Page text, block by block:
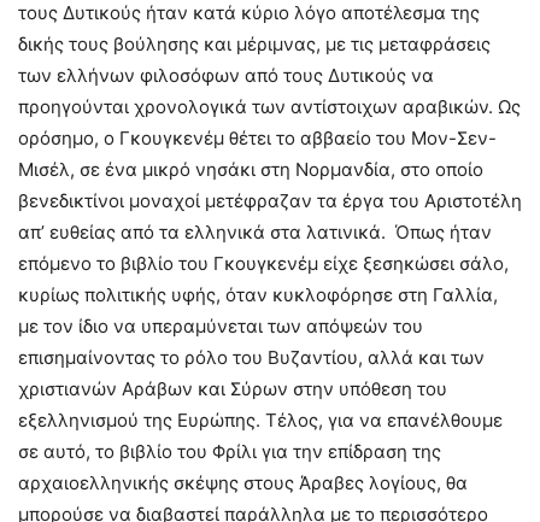
τους Δυτικούς ήταν κατά κύριο λόγο αποτέλεσμα της
δικής τους βούλησης και μέριμνας, με τις μεταφράσεις
των ελλήνων φιλοσόφων από τους Δυτικούς να
προηγούνται χρονολογικά των αντίστοιχων αραβικών. Ως
ορόσημο, ο Γκουγκενέμ θέτει το αββαείο του Μον-Σεν-
Μισέλ, σε ένα μικρό νησάκι στη Νορμανδία, στο οποίο
βενεδικτίνοι μοναχοί μετέφραζαν τα έργα του Αριστοτέλη
απ’ ευθείας από τα ελληνικά στα λατινικά. Όπως ήταν
επόμενο το βιβλίο του Γκουγκενέμ είχε ξεσηκώσει σάλο,
κυρίως πολιτικής υφής, όταν κυκλοφόρησε στη Γαλλία,
με τον ίδιο να υπεραμύνεται των απόψεών του
επισημαίνοντας το ρόλο του Βυζαντίου, αλλά και των
χριστιανών Αράβων και Σύρων στην υπόθεση του
εξελληνισμού της Ευρώπης. Τέλος, για να επανέλθουμε
σε αυτό, το βιβλίο του Φρίλι για την επίδραση της
αρχαιοελληνικής σκέψης στους Άραβες λογίους, θα
μπορούσε να διαβαστεί παράλληλα με το περισσότερο